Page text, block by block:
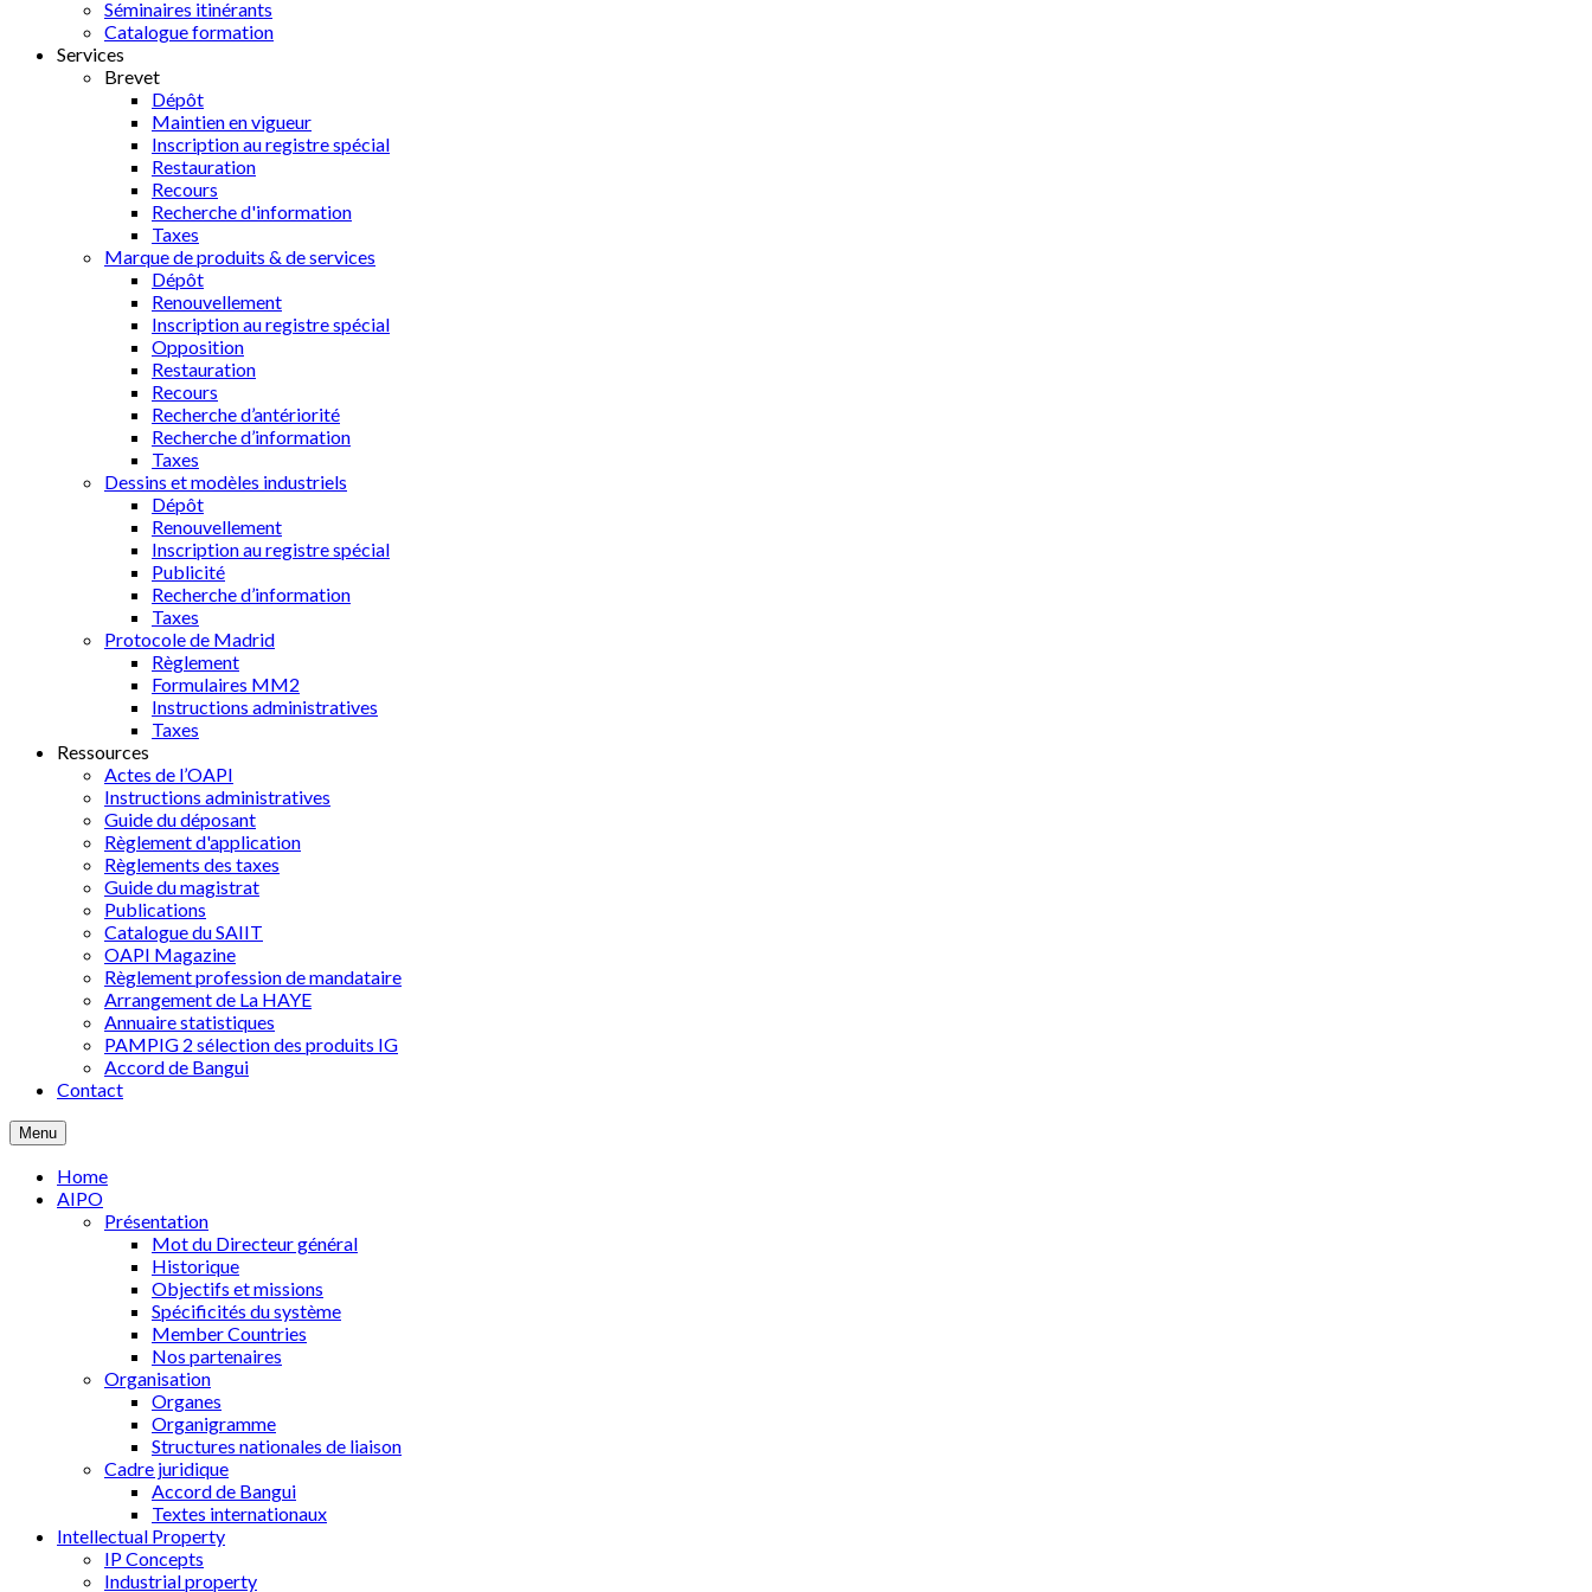
Séminaires itinérants
Catalogue formation
Services
Brevet
Dépôt
Maintien en vigueur
Inscription au registre spécial
Restauration
Recours
Recherche d'information
Taxes
Marque de produits & de services
Dépôt
Renouvellement
Inscription au registre spécial
Opposition
Restauration
Recours
Recherche d’antériorité
Recherche d’information
Taxes
Dessins et modèles industriels
Dépôt
Renouvellement
Inscription au registre spécial
Publicité
Recherche d’information
Taxes
Protocole de Madrid
Règlement
Formulaires MM2
Instructions administratives
Taxes
Ressources
Actes de l’OAPI
Instructions administratives
Guide du déposant
Règlement d'application
Règlements des taxes
Guide du magistrat
Publications
Catalogue du SAIIT
OAPI Magazine
Règlement profession de mandataire
Arrangement de La HAYE
Annuaire statistiques
PAMPIG 2 sélection des produits IG
Accord de Bangui
Contact
Menu
Home
AIPO
Présentation
Mot du Directeur général
Historique
Objectifs et missions
Spécificités du système
Member Countries
Nos partenaires
Organisation
Organes
Organigramme
Structures nationales de liaison
Cadre juridique
Accord de Bangui
Textes internationaux
Intellectual Property
IP Concepts
Industrial property